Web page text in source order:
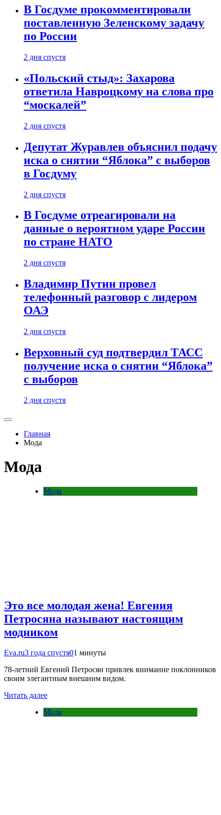
В Госдуме прокомментировали
поставленную Зеленскому задачу
по России
2 дня спустя
«Польский стыд»: Захарова
ответила Навроцкому на слова про
“москалей”
2 дня спустя
Депутат Журавлев объяснил подачу
иска о снятии “Яблока” с выборов
в Госдуму
2 дня спустя
В Госдуме отреагировали на
данные о вероятном ударе России
по стране НАТО
2 дня спустя
Владимир Путин провел
телефонный разговор с лидером
ОАЭ
2 дня спустя
Верховный суд подтвердил ТАСС
получение иска о снятии “Яблока”
с выборов
2 дня спустя
Главная
Мода
Мода
Мода
Это все молодая жена! Евгения
Петросяна называют настоящим
модником
Eva.ru3 года спустя01 минуты
78-летний Евгений Петросян привлек внимание поклонников
своим элегантным внешним видом.
Читать далее
Мода